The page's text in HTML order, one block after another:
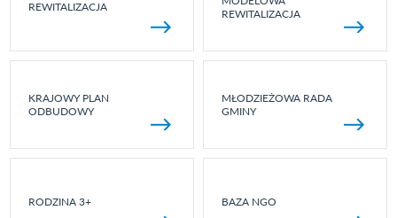
REWITALIZACJA
REWITALIZACJA
KRAJOWY PLAN
ODBUDOWY
MŁODZIEŻOWA RADA
GMINY
RODZINA 3+ BAZA NGO